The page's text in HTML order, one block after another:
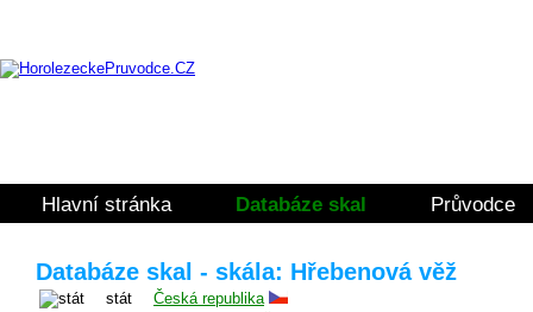
Hlavní stránka Databáze skal Průvodce
Databáze skal - skála: Hřebenová věž
stát
Česká republika